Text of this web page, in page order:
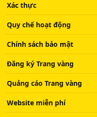
Xác thực
Quy chế hoạt động
Chính sách bảo mật
Đăng ký Trang vàng
Quảng cáo Trang vàng
Website miễn phí